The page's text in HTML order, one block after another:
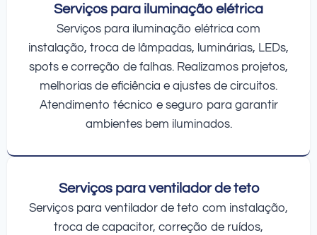
Serviços para iluminação elétrica
Serviços para iluminação elétrica com
instalação, troca de lâmpadas, luminárias, LEDs,
spots e correção de falhas. Realizamos projetos,
melhorias de eficiência e ajustes de circuitos.
Atendimento técnico e seguro para garantir
ambientes bem iluminados.
Serviços para ventilador de teto
Serviços para ventilador de teto com instalação,
troca de capacitor, correção de ruídos,